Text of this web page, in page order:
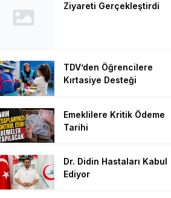
Ziyareti Gerçekleştirdi
TDV’den Öğrencilere
Kırtasiye Desteği
Emeklilere Kritik Ödeme
Tarihi
Dr. Didin Hastaları Kabul
Ediyor